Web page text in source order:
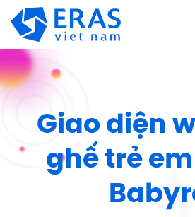
qua
dung
Giao diện
ghế trẻ